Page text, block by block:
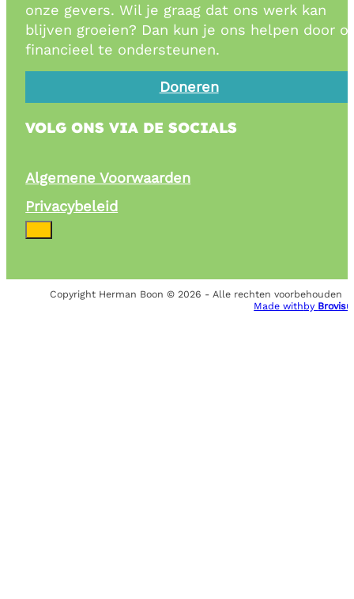
onze gevers. Wil je graag dat ons werk kan
blijven groeien? Dan kun je ons helpen door
financieel te ondersteunen.
Doneren
VOLG ONS VIA DE SOCIALS
Algemene Voorwaarden
Privacybeleid
Copyright Herman Boon © 2026 - Alle rechten voorbehouden
Made withby